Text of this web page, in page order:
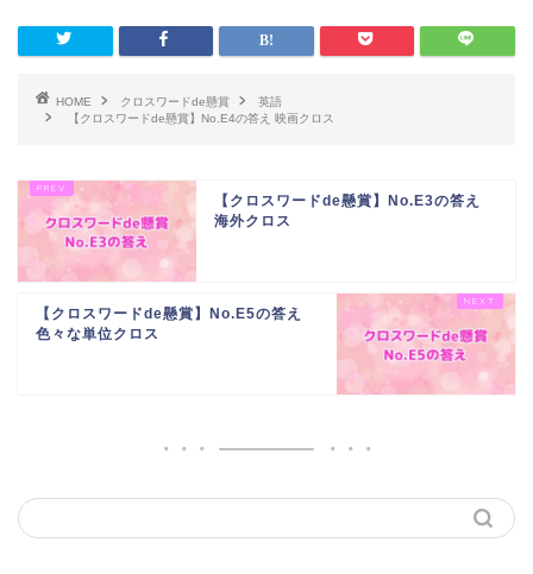
HOME クロスワードde懸賞
英語
【クロスワードde懸賞】No.E4の答え 映画クロス
【クロスワードde懸賞】No.E3の答え
海外クロス
【クロスワードde懸賞】No.E5の答え
色々な単位クロス